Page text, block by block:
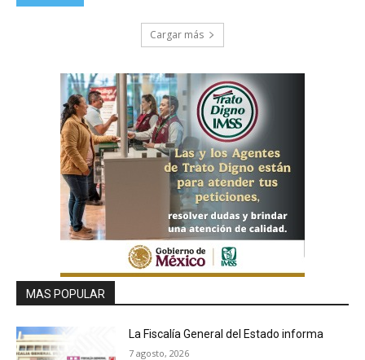
Cargar más
MAS POPULAR
La Fiscalía General del Estado informa
7 agosto, 2026